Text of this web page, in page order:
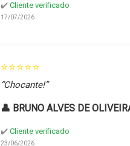
✔️ Cliente verificado
17/07/2026
⭐⭐⭐⭐⭐
“Chocante!”
👤 BRUNO ALVES DE
✔️ Cliente verificado
23/06/2026